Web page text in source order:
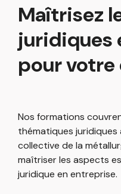
Maîtrisez
juridiques
pour
Nos formations
thématiques
collective de la
maîtriser les aspects
juridique en entreprise.